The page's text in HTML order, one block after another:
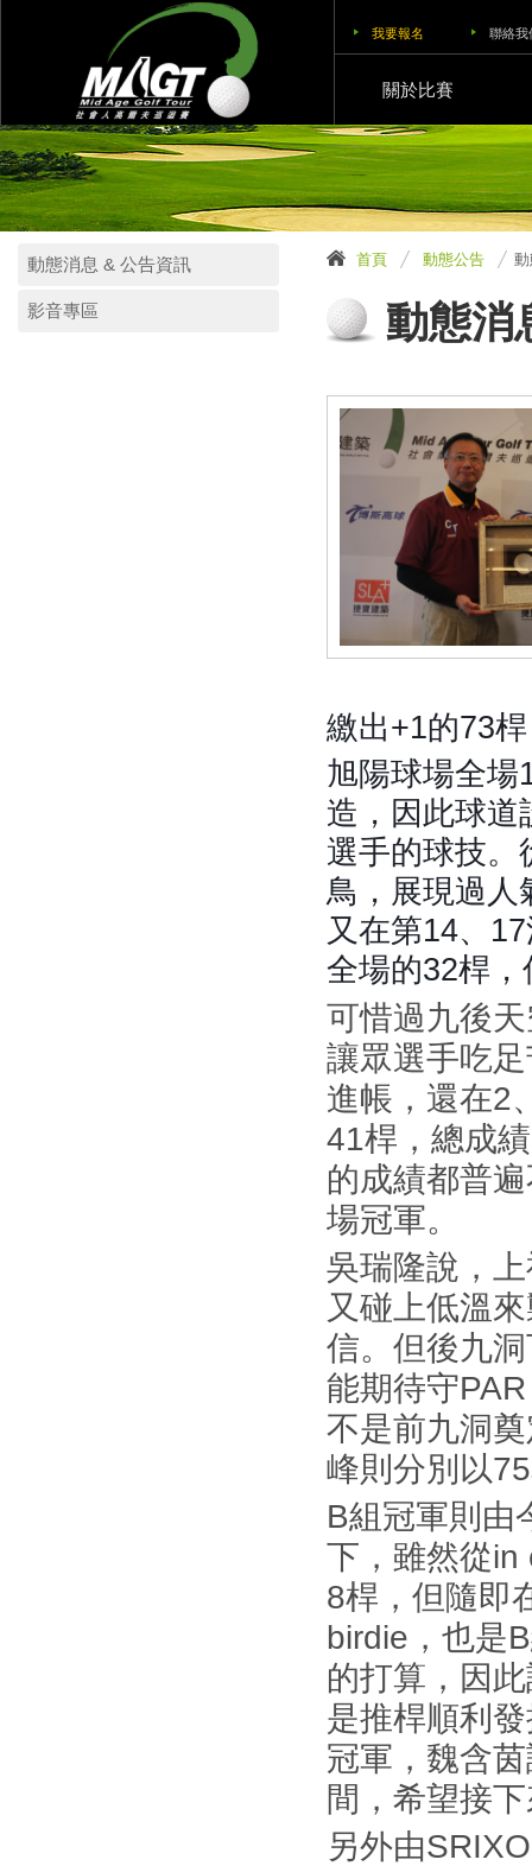
我要報名 聯絡我
關於比賽
動態消息 & 公告資訊
影音專區
首頁 動態公告
動態消
繳出+1的73
旭陽球場全場
造，因此球道
選手的球技。
鳥，展現過人
又在第14、
全場的32桿
可惜過九後
讓眾選手吃
進帳，還在2
41桿，總成
的成績都普
場冠軍。
吳瑞隆說，
又碰上低溫
信。但後九
能期待守
不是前九洞
峰則分別以
B組冠軍則由
下，雖然從in
8桿，但隨即
birdie，也是
的打算，因
是推桿順利
冠軍，魏含
間，希望接
另外由